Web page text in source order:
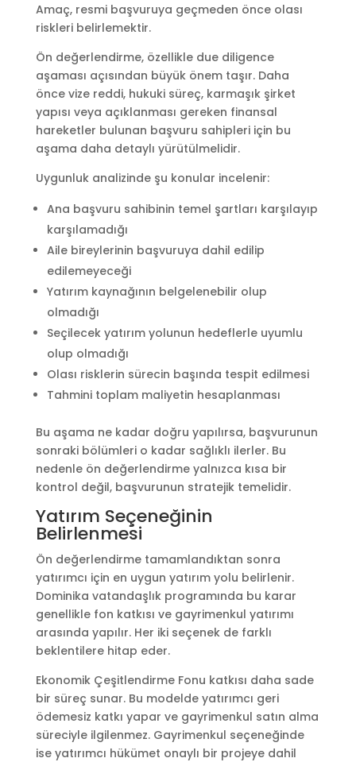
Amaç, resmi başvuruya geçmeden önce olası
riskleri belirlemektir.
Ön değerlendirme, özellikle due diligence
aşaması açısından büyük önem taşır. Daha
önce vize reddi, hukuki süreç, karmaşık şirket
yapısı veya açıklanması gereken finansal
hareketler bulunan başvuru sahipleri için bu
aşama daha detaylı yürütülmelidir.
Uygunluk analizinde şu konular incelenir:
Ana başvuru sahibinin temel şartları karşılayıp
karşılamadığı
Aile bireylerinin başvuruya dahil edilip
edilemeyeceği
Yatırım kaynağının belgelenebilir olup
olmadığı
Seçilecek yatırım yolunun hedeflerle uyumlu
olup olmadığı
Olası risklerin sürecin başında tespit edilmesi
Tahmini toplam maliyetin hesaplanması
Bu aşama ne kadar doğru yapılırsa, başvurunun
sonraki bölümleri o kadar sağlıklı ilerler. Bu
nedenle ön değerlendirme yalnızca kısa bir
kontrol değil, başvurunun stratejik temelidir.
Yatırım Seçeneğinin
Belirlenmesi
Ön değerlendirme tamamlandıktan sonra
yatırımcı için en uygun yatırım yolu belirlenir.
Dominika vatandaşlık programında bu karar
genellikle fon katkısı ve gayrimenkul yatırımı
arasında yapılır. Her iki seçenek de farklı
beklentilere hitap eder.
Ekonomik Çeşitlendirme Fonu katkısı daha sade
bir süreç sunar. Bu modelde yatırımcı geri
ödemesiz katkı yapar ve gayrimenkul satın alma
süreciyle ilgilenmez. Gayrimenkul seçeneğinde
ise yatırımcı hükümet onaylı bir projeye dahil